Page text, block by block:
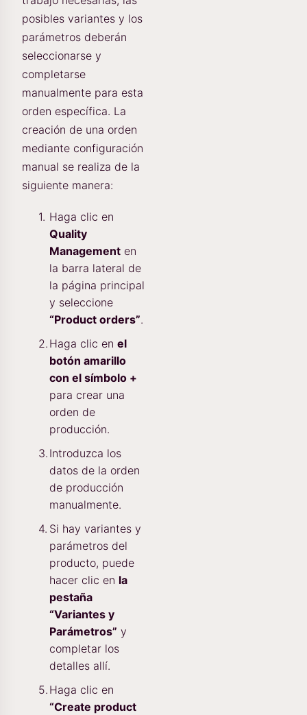
posibles variantes y los
parámetros deberán
seleccionarse y
completarse
manualmente para esta
orden específica. La
creación de una orden
mediante configuración
manual se realiza de la
siguiente manera:
Haga clic en
Quality
Management en
la barra lateral de
la página principal
y seleccione
“Product orders”.
Haga clic en el
botón amarillo
con el símbolo +
para crear una
orden de
producción.
Introduzca los
datos de la orden
de producción
manualmente.
Si hay variantes y
parámetros del
producto, puede
hacer clic en la
pestaña
“Variantes y
Parámetros” y
completar los
detalles allí.
Haga clic en
“Create product